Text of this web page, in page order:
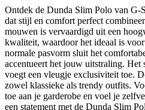
Ontdek de Dunda Slim Polo van G-
dat stijl en comfort perfect
mouwen is vervaardigd uit een
kwaliteit, waardoor het ideaal is
normale pasvorm sluit het
accentueert het jouw uitstraling.
voegt een vleugje exclusiviteit toe.
zowel klassieke als trendy outfits.
toe aan je garderobe en voel je
een statement met de Dunda Slim